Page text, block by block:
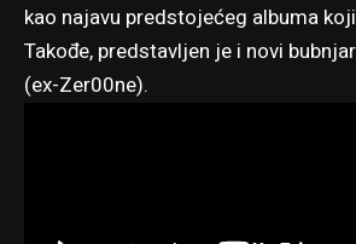
kao najavu predstojećeg albuma
Takođe, predstavljen je i novi
(ex-Zer00ne).